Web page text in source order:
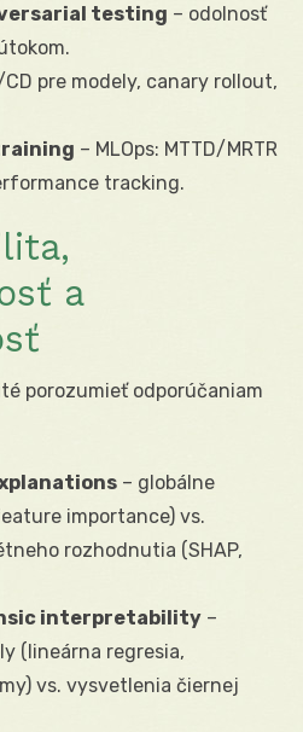
testing – odolnosť
CD pre modely, canary rollout,
– MLOps: MTTD/MRTR
tracking.
a
porozumieť odporúčaniam
– globálne
importance) vs.
rozhodnutia (SHAP,
interpretability –
(lineárna regresia,
vs. vysvetlenia čiernej